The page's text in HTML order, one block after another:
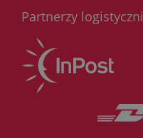
Partnerzy logistyczni